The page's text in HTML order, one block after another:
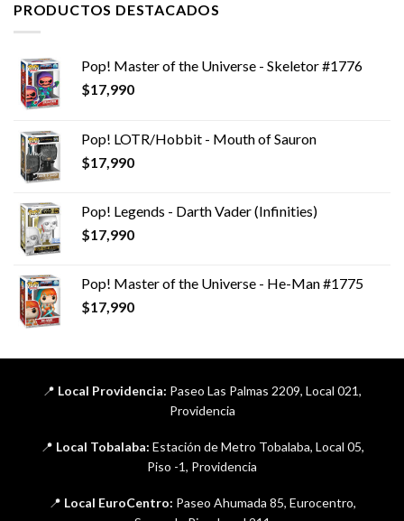
era:
es:
PRODUCTOS DESTACADOS
Pop! Master of the Universe - Skeletor #1776
$17,990
Pop! LOTR/Hobbit - Mouth of Sauron
$17,990
Pop! Legends - Darth Vader (Infinities)
$17,990
Pop! Master of the Universe - He-Man #1775
$17,990
📍 Local Providencia: Paseo Las Palmas 2209, Local 021,
Providencia
📍 Local Tobalaba: Estación de Metro Tobalaba, Local 05,
Piso -1, Providencia
📍 Local EuroCentro: Paseo Ahumada 85, Eurocentro,